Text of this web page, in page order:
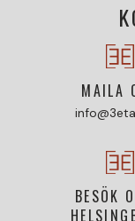
MAILA
BESÖK